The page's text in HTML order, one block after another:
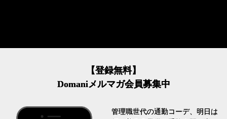
【登録無料】
Domaniメルマガ会員募集中
管理職世代の通勤コーデ、明日は